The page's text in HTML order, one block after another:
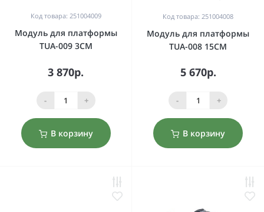
Код товара: 251004009
Модуль для платформы
TUA-009 3CM
3 870р.
- +
В корзину
Код товара: 251004008
Модуль для платформы
TUA-008 15CM
5 670р.
- +
В корзину